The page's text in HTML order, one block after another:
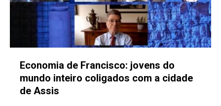
Economia de Francisco: jovens do
mundo inteiro coligados com a cidade
de Assis